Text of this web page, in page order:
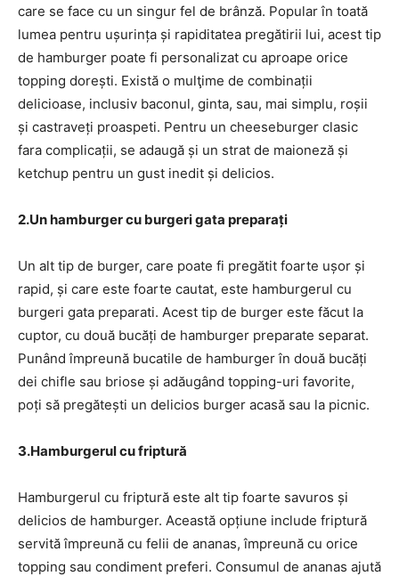
care se face cu un singur fel de brânză. Popular în toată
lumea pentru ușurința și rapiditatea pregătirii lui, acest tip
de hamburger poate fi personalizat cu aproape orice
topping dorești. Există o mulţime de combinații
delicioase, inclusiv baconul, ginta, sau, mai simplu, roșii
și castraveți proaspeti. Pentru un cheeseburger clasic
fara complicații, se adaugă și un strat de maioneză și
ketchup pentru un gust inedit și delicios.
2.Un hamburger cu burgeri gata preparați
Un alt tip de burger, care poate fi pregătit foarte ușor și
rapid, și care este foarte cautat, este hamburgerul cu
burgeri gata preparati. Acest tip de burger este făcut la
cuptor, cu două bucăți de hamburger preparate separat.
Punând împreună bucatile de hamburger în două bucăți
dei chifle sau briose și adăugând topping-uri favorite,
poți să pregătești un delicios burger acasă sau la picnic.
3.Hamburgerul cu friptură
Hamburgerul cu friptură este alt tip foarte savuros și
delicios de hamburger. Această opțiune include friptură
servită împreună cu felii de ananas, împreună cu orice
topping sau condiment preferi. Consumul de ananas ajută